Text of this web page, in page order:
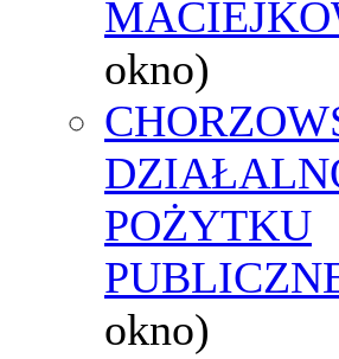
okno)
POŻYTKU
okno)